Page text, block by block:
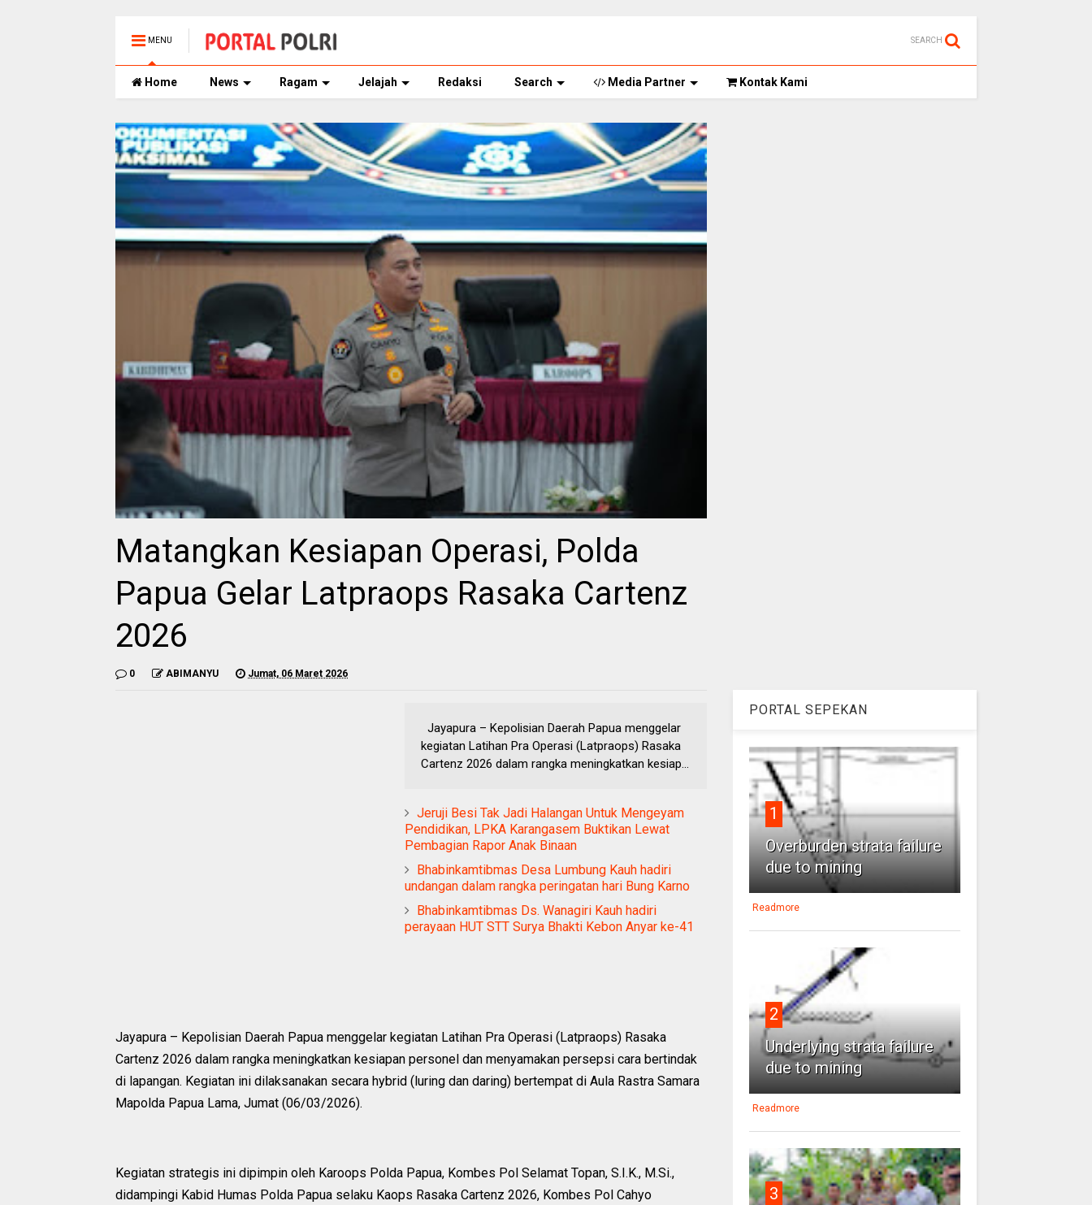
MENU SEARCH
Home News Ragam Jelajah Redaksi Search Media Partner Kontak Kami
Matangkan Kesiapan Operasi, Polda
Papua Gelar Latpraops Rasaka Cartenz
2026
0 ABIMANYU Jumat, 06 Maret 2026
Jayapura – Kepolisian Daerah Papua menggelar
kegiatan Latihan Pra Operasi (Latpraops) Rasaka
Cartenz 2026 dalam rangka meningkatkan kesiap...
Jeruji Besi Tak Jadi Halangan Untuk Mengeyam
Pendidikan, LPKA Karangasem Buktikan Lewat
Pembagian Rapor Anak Binaan
Bhabinkamtibmas Desa Lumbung Kauh hadiri
undangan dalam rangka peringatan hari Bung Karno
Bhabinkamtibmas Ds. Wanagiri Kauh hadiri
perayaan HUT STT Surya Bhakti Kebon Anyar ke-41
Jayapura – Kepolisian Daerah Papua menggelar kegiatan Latihan Pra Operasi (Latpraops) Rasaka
Cartenz 2026 dalam rangka meningkatkan kesiapan personel dan menyamakan persepsi cara bertindak
di lapangan. Kegiatan ini dilaksanakan secara hybrid (luring dan daring) bertempat di Aula Rastra Samara
Mapolda Papua Lama, Jumat (06/03/2026).
Kegiatan strategis ini dipimpin oleh Karoops Polda Papua, Kombes Pol Selamat Topan, S.I.K., M.Si.,
didampingi Kabid Humas Polda Papua selaku Kaops Rasaka Cartenz 2026, Kombes Pol Cahyo
PORTAL SEPEKAN
1
Overburden strata failure
due to mining
Readmore
2
Underlying strata failure
due to mining
Readmore
3